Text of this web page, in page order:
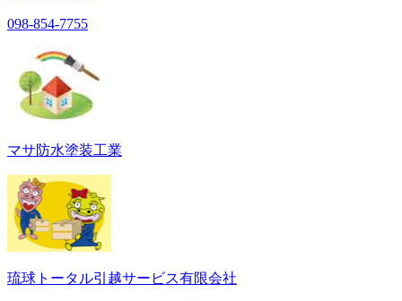
098-854-7755
マサ防水塗装工業
琉球トータル引越サービス有限会社